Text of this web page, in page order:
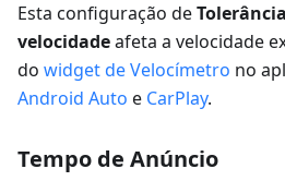
Esta configuração de
velocidadeafeta a velocidade
do widget de Velocímetro no
Android Auto e CarPlay.
Tempo de Anúncio